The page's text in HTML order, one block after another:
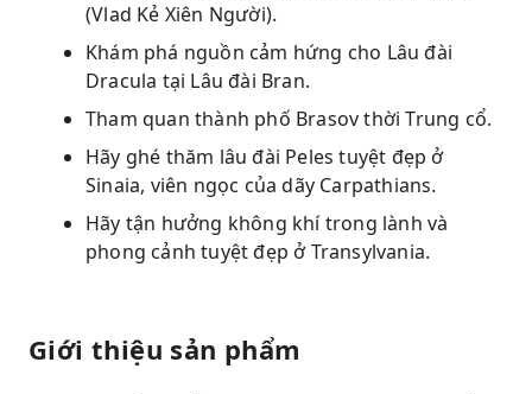
(Vlad Kẻ Xiên Người).
Khám phá nguồn cảm hứng cho Lâu đài
Dracula tại Lâu đài Bran.
Tham quan thành phố Brasov thời Trung cổ.
Hãy ghé thăm lâu đài Peles tuyệt đẹp ở
Sinaia, viên ngọc của dãy Carpathians.
Hãy tận hưởng không khí trong lành và
phong cảnh tuyệt đẹp ở Transylvania.
Giới thiệu sản phẩm